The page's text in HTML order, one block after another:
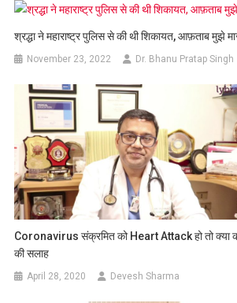
श्रद्धा ने महाराष्ट्र पुलिस से की थी शिकायत, आफ़ताब मुझे
November 23, 2022 Dr. Bhanu Pratap Singh
Coronavirus संक्रमित को Heart Attack हो तो क्या
की सलाह
April 28, 2020 Devesh Sharma